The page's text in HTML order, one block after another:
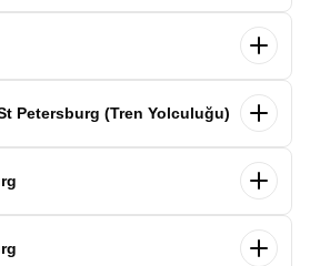
olan Kremlin Sarayı & Moskova
& Nazım Hikmet’in Mezarı Turu için
edeceğiz. Rusya devlet
olarak kabul edilen Meryem
Petersburg (Tren Yolculuğu)
ve tren istasyonuna transfer
– St.Petersburg arası yapılacak
transfer odalarımıza
belirleyeceği saatte misafirlerimiz için